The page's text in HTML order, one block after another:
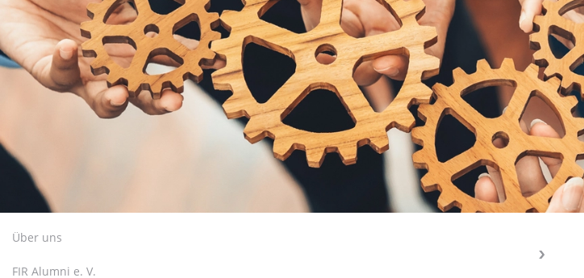
Über uns
FIR Alumni e. V.